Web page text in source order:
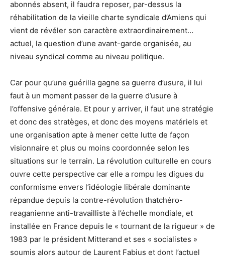
abonnés absent, il faudra reposer, par-dessus la
réhabilitation de la vieille charte syndicale d’Amiens qui
vient de révéler son caractère extraordinairement…
actuel, la question d’une avant-garde organisée, au
niveau syndical comme au niveau politique.
Car pour qu’une guérilla gagne sa guerre d’usure, il lui
faut à un moment passer de la guerre d’usure à
l’offensive générale. Et pour y arriver, il faut une stratégie
et donc des stratèges, et donc des moyens matériels et
une organisation apte à mener cette lutte de façon
visionnaire et plus ou moins coordonnée selon les
situations sur le terrain. La révolution culturelle en cours
ouvre cette perspective car elle a rompu les digues du
conformisme envers l’idéologie libérale dominante
répandue depuis la contre-révolution thatchéro-
reaganienne anti-travailliste à l’échelle mondiale, et
installée en France depuis le « tournant de la rigueur » de
1983 par le président Mitterand et ses « socialistes »
soumis alors autour de Laurent Fabius et dont l’actuel